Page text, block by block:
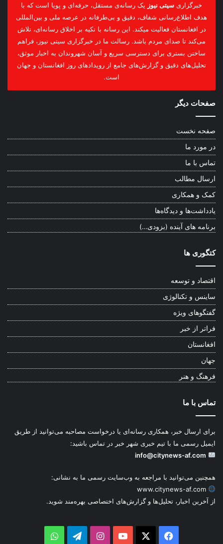
خبرگزاری سیتی نیوز یک رسانه‌ی مستقل، حرفه‌ای و پویا است که با
هدف اطلاع‌رسانی شفاف، دقیق و بی‌طرفانه در عرصه ملی و بین‌المللی
در افغانستان فعالیت میکند. این رسانه با تکیه بر اخلاق رسانه‌ای، تلاش
می‌کند تا صدای مردم باشد. رسالت ما در خبرگزاری سیتی نیوز، فراهم
ساختن بستری برای دسترسی سریع و آسان شهروندان به اخبار موثق،
تحلیل‌های دقیق و گزارش‌های جامع از رویدادهای روز افغانستان و جهان
است.
صفحات دیگر
صفحه نخست
در مورد ما
تماس با ما
ارسال مطالب
کمک و همکاری
یادداشت‌ها و دیدگاه‌ها
برنامه های آینده (بزودی…)
کتگوری ها
اقتصاد و توسعه
ساینس و تکنالوژی
گفتگوهای ویژه
فراتر از خبر
افغانستان
جهان
فرهنگ و هنر
تماس با ما
برای ارسال خبر، همکاری رسانه‌ای یا درخواست مصاحبه می‌توانید از طریق
ایمیل رسمی ما با تیم خبری شهر خبر در تماس باشید:
info@citynews-af.com
همچنین می‌توانید با مراجعه به وب‌سایت رسمی ما به نشانی:
www.citynews-af.com
از آخرین اخبار، تحلیل‌ها و گزارش‌های اختصاصی بهره‌مند شوید.
Facebook
YouTube
Instagram
Telegram
WhatsApp